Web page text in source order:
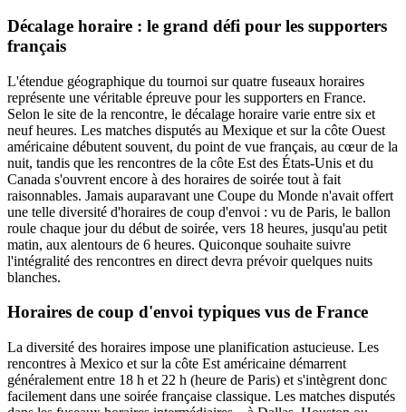
Décalage horaire : le grand défi pour les supporters
français
L'étendue géographique du tournoi sur quatre fuseaux horaires
représente une véritable épreuve pour les supporters en France.
Selon le site de la rencontre, le décalage horaire varie entre six et
neuf heures. Les matches disputés au Mexique et sur la côte Ouest
américaine débutent souvent, du point de vue français, au cœur de la
nuit, tandis que les rencontres de la côte Est des États-Unis et du
Canada s'ouvrent encore à des horaires de soirée tout à fait
raisonnables. Jamais auparavant une Coupe du Monde n'avait offert
une telle diversité d'horaires de coup d'envoi : vu de Paris, le ballon
roule chaque jour du début de soirée, vers 18 heures, jusqu'au petit
matin, aux alentours de 6 heures. Quiconque souhaite suivre
l'intégralité des rencontres en direct devra prévoir quelques nuits
blanches.
Horaires de coup d'envoi typiques vus de France
La diversité des horaires impose une planification astucieuse. Les
rencontres à Mexico et sur la côte Est américaine démarrent
généralement entre 18 h et 22 h (heure de Paris) et s'intègrent donc
facilement dans une soirée française classique. Les matches disputés